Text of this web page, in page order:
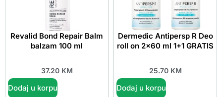
Revalid Bond Repair Balm
balzam 100 ml
37.20 KM
Dodaj u korpu
Dermedic Antipersp R Deo
roll on 2×60 ml 1+1 GRATIS
25.70 KM
Dodaj u korpu